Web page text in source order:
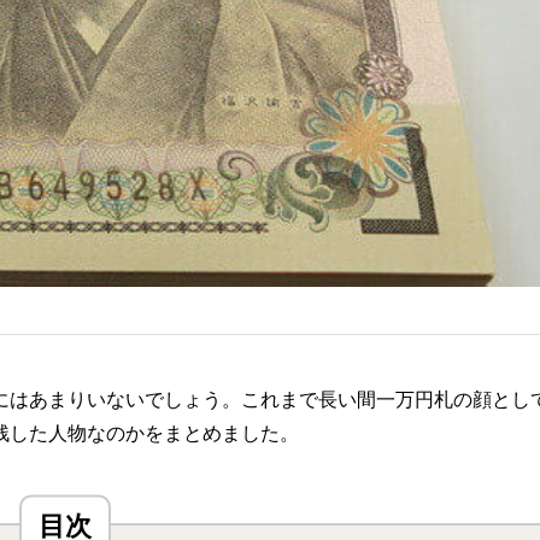
あまりいないでしょう。これまで長い間一万円札の顔とし
た人物なのかをまとめました。